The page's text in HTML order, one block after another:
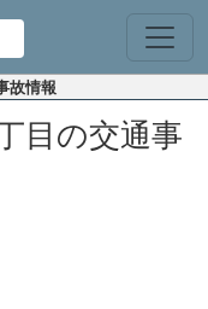
故情報
目の交通事